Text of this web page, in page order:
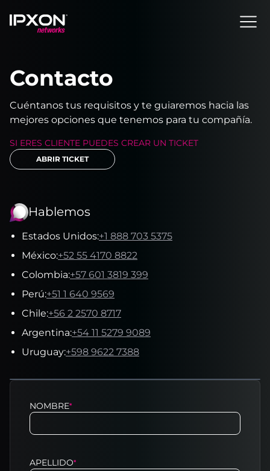
Header
Contacto
Cuéntanos tus requisitos y te guiaremos hacia las
mejores opciones que tenemos para tu compañía.
SI ERES CLIENTE PUEDES CREAR UN TICKET
ABRIR TICKET
Hablemos
Estados Unidos:+1 888 703 5375
México:+52 55 4170 8822
Colombia:+57 601 3819 399
Perú:+51 1 640 9569
Chile:+56 2 2570 8717
Argentina:+54 11 5279 9089
Uruguay:+598 9622 7388
NOMBRE*
APELLIDO*